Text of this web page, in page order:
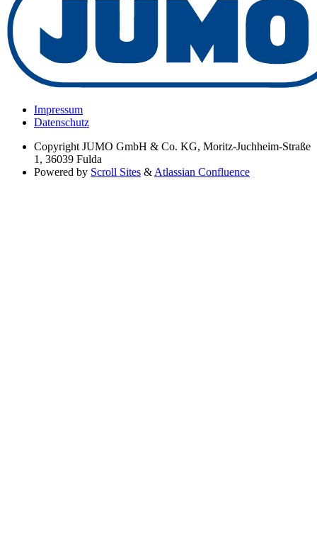
Impressum
Datenschutz
Copyright JUMO GmbH & Co. KG, Moritz-Juchheim-Straße
1, 36039 Fulda
Powered by Scroll Sites & Atlassian Confluence